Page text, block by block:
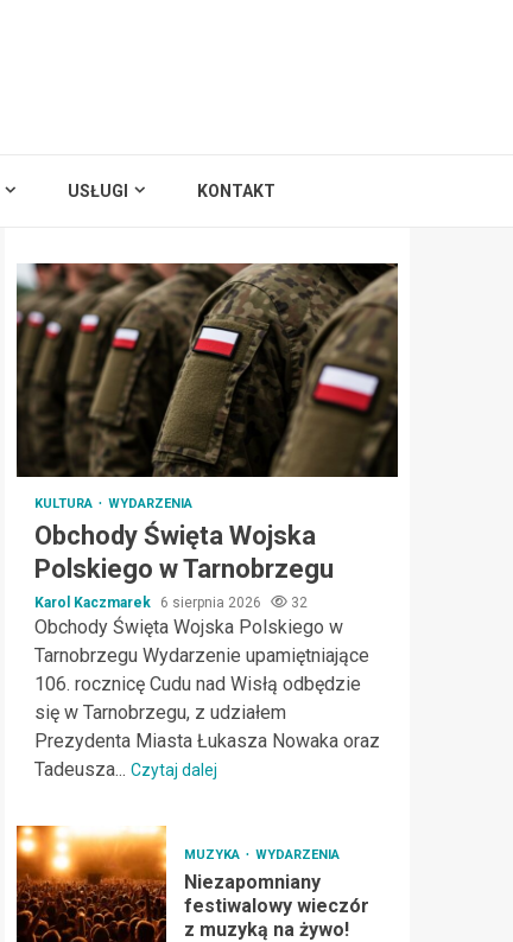
USŁUGI KONTAKT
KULTURA WYDARZENIA
Obchody Święta Wojska
Polskiego w Tarnobrzegu
Karol Kaczmarek 6 sierpnia 2026 32
Obchody Święta Wojska Polskiego w
Tarnobrzegu Wydarzenie upamiętniające
106. rocznicę Cudu nad Wisłą odbędzie
się w Tarnobrzegu, z udziałem
Prezydenta Miasta Łukasza Nowaka oraz
Tadeusza... Czytaj dalej
MUZYKA WYDARZENIA
Niezapomniany
festiwalowy wieczór
z muzyką na żywo!